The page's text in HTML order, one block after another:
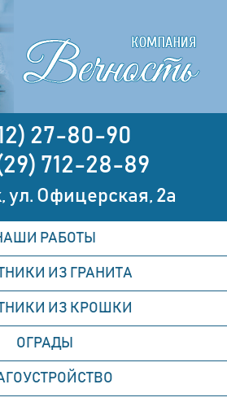
27-80-90
712-28-89
ул. Офицерская, 2а
РАБОТЫ
ИЗ ГРАНИТА
ИЗ КРОШКИ
ОГРАДЫ